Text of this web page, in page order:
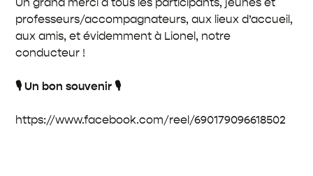
professeurs/accompagnateurs, aux lieux d’accueil,
aux amis, et évidemment à Lionel, notre
conducteur !
🎙️ Un bon souvenir 🎙️
https://www.facebook.com/reel/690179096618502